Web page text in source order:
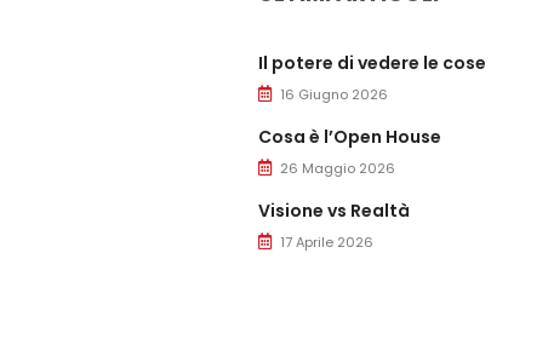
Il potere di vedere le cose
16 Giugno 2026
Cosa è l’Open House
26 Maggio 2026
Visione vs Realtà
17 Aprile 2026